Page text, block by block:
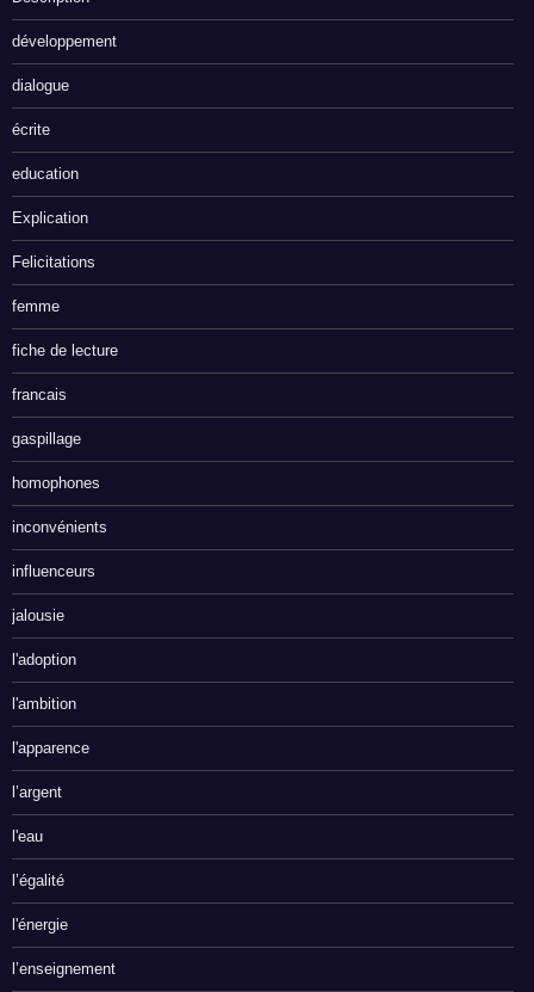
développement
dialogue
écrite
education
Explication
Felicitations
femme
fiche de lecture
francais
gaspillage
homophones
inconvénients
influenceurs
jalousie
l'adoption
l'ambition
l'apparence
l’argent
l'eau
l’égalité
l'énergie
l’enseignement